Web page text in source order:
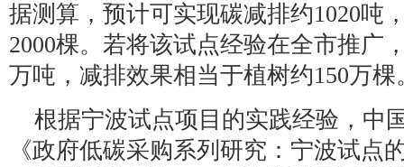
据测算，预计可实现碳减排约1020吨
2000棵。若将该试点经验在全市推广
万吨，减排效果相当于植树约150万棵
根据宁波试点项目的实践经验，中
《政府低碳采购系列研究：宁波试点